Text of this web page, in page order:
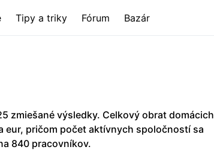
Tipy a triky Fórum Bazár
zmiešané výsledky. Celkový obrat domácich
eur, pričom počet aktívnych spoločností sa
840 pracovníkov.